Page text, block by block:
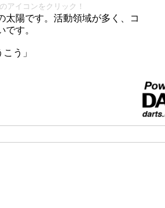
アイコンをクリック！
太陽です。活動領域が多く、コ
です。
こう」